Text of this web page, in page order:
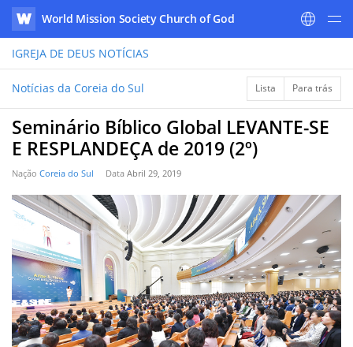
WATV
World Mission Society Church of God
IGREJA DE DEUS NOTÍCIAS
Notícias da Coreia do Sul Lista Para trás
Seminário Bíblico Global LEVANTE-SE
E RESPLANDEÇA de 2019 (2º)
Nação Coreia do Sul Data Abril 29, 2019